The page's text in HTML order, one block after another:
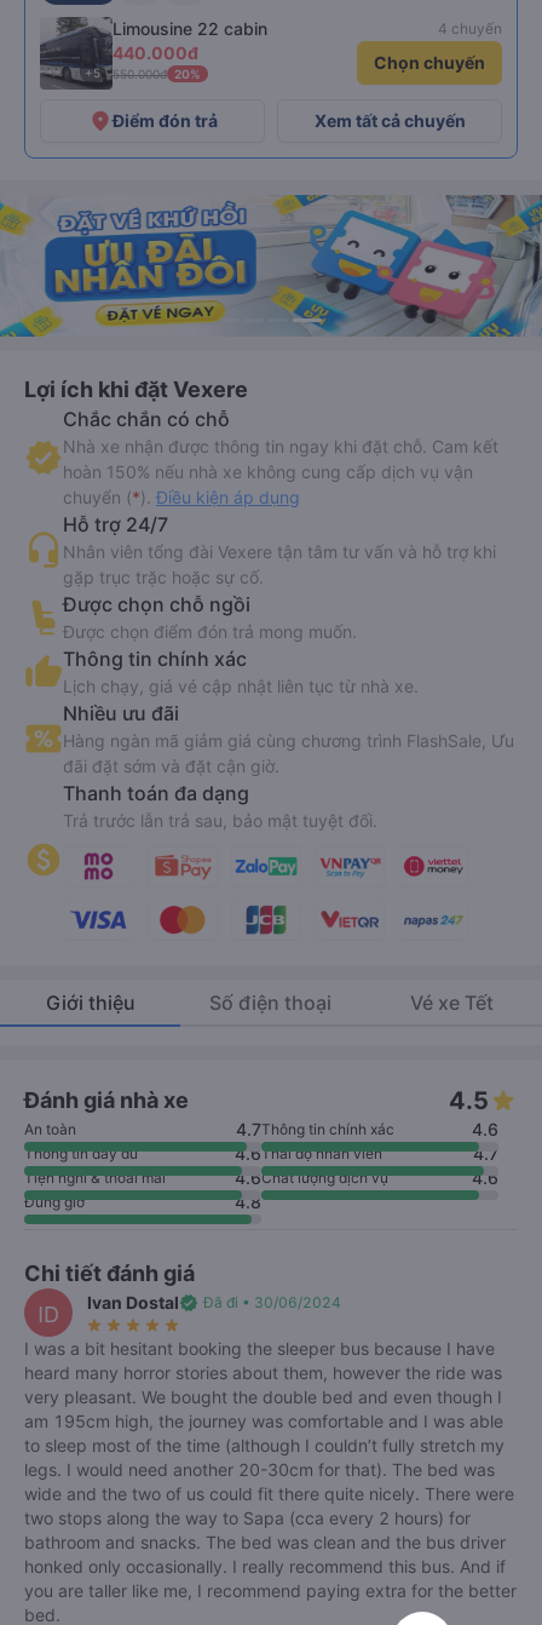
+5
Limousine 22 cabin 4 chuyến
440.000đ
550.000đ 20%
Chọn chuyến
placeĐiểm đón trả Xem tất cả chuyến
Lợi ích khi đặt Vexere
Chắc chắn có chỗ
Nhà xe nhận được thông tin ngay khi đặt chỗ. Cam kết
hoàn 150% nếu nhà xe không cung cấp dịch vụ vận
chuyển (*). Điều kiện áp dụng
Hỗ trợ 24/7
Nhân viên tổng đài Vexere tận tâm tư vấn và hỗ trợ khi
gặp trục trặc hoặc sự cố.
Được chọn chỗ ngồi
Được chọn điểm đón trả mong muốn.
Thông tin chính xác
Lịch chạy, giá vé cập nhật liên tục từ nhà xe.
Nhiều ưu đãi
Hàng ngàn mã giảm giá cùng chương trình FlashSale, Ưu
đãi đặt sớm và đặt cận giờ.
Thanh toán đa dạng
Trả trước lẫn trả sau, bảo mật tuyệt đối.
Giới thiệu Số điện thoại Vé xe Tết
Đánh giá nhà xe 4.5
An toàn 4.7Thông tin chính xác 4.6
Thông tin đầy đủ 4.6Thái độ nhân viên 4.7
Tiện nghi & thoải mái 4.6Chất lượng dịch vụ 4.6
Đúng giờ 4.8
Chi tiết đánh giá
ID Ivan Dostalverified Đã đi • 30/06/2024
star_rate star_rate star_rate star_rate star_rate
I was a bit hesitant booking the sleeper bus because I have
heard many horror stories about them, however the ride was
very pleasant. We bought the double bed and even though I
am 195cm high, the journey was comfortable and I was able
to sleep most of the time (although I couldn’t fully stretch my
legs. I would need another 20-30cm for that). The bed was
wide and the two of us could fit there quite nicely. There were
two stops along the way to Sapa (cca every 2 hours) for
bathroom and snacks. The bed was clean and the bus driver
honked only occasionally. I really recommend this bus. And if
you are taller like me, I recommend paying extra for the better
bed.